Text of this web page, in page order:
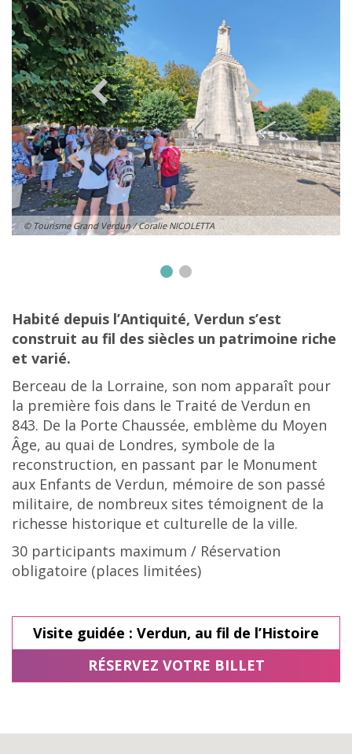
© Tourisme Grand Verdun / Coralie NICOLETTA
Habité depuis l’Antiquité, Verdun s’est
construit au fil des siècles un patrimoine riche
et varié.
Berceau de la Lorraine, son nom apparaît pour
la première fois dans le Traité de Verdun en
843. De la Porte Chaussée, emblème du Moyen
Âge, au quai de Londres, symbole de la
reconstruction, en passant par le Monument
aux Enfants de Verdun, mémoire de son passé
militaire, de nombreux sites témoignent de la
richesse historique et culturelle de la ville.
30 participants maximum / Réservation
obligatoire (places limitées)
Visite guidée : Verdun, au fil de l’Histoire
RÉSERVEZ VOTRE BILLET